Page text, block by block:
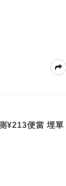
¥213便當 埋單